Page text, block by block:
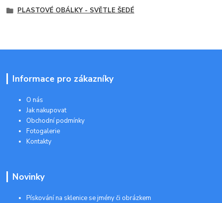
PLASTOVÉ OBÁLKY - SVĚTLE ŠEDÉ
Informace pro zákazníky
O nás
Jak nakupovat
Obchodní podmínky
Fotogalerie
Kontakty
Novinky
Pískování na sklenice se jmény či obrázkem